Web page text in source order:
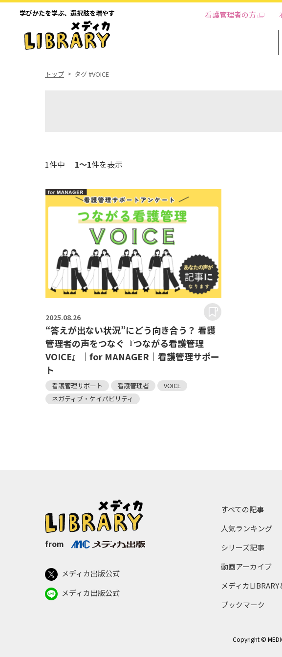
学びかたを学ぶ、 選択肢を増やす 看護管理者の方
トップ タグ #VOICE
1件中 1～1件を表示
2025.08.26
“答えが出ない状況”にどう向き合う？ 看護
管理者の声をつなぐ『つながる看護管理
VOICE』｜for MANAGER｜看護管理サポー
ト
看護管理サポート 看護管理者
VOICE
ネガティブ・ケイパビリティ
from
メディカ出版公式
メディカ出版公式
すべての記事
人気ランキング
シリーズ記事
動画アーカイブ
メディカLIBRARY
ブックマーク
Copyright ©